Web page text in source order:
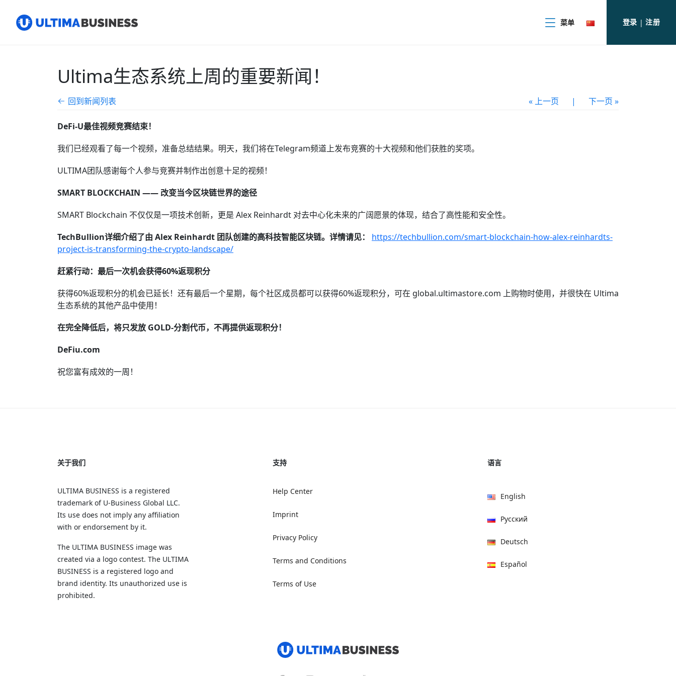
菜单 登录 |注册
Ultima生态系统上周的重要新闻！
回到新闻列表 « 上一页 | 下一页 »
DeFi-U最佳视频竞赛结束！
我们已经观看了每一个视频，准备总结结果。明天，我们将在Telegram频道上发布竞赛的十大视频和他们获胜的奖项。
ULTIMA团队感谢每个人参与竞赛并制作出创意十足的视频！
SMART BLOCKCHAIN —— 改变当今区块链世界的途径
SMART Blockchain 不仅仅是一项技术创新，更是 Alex Reinhardt 对去中心化未来的广阔愿景的体现，结合了高性能和安全性。
TechBullion详细介绍了由 Alex Reinhardt 团队创建的高科技智能区块链。详情请见： https://techbullion.com/smart-blockchain-how-alex-reinhardts-
project-is-transforming-the-crypto-landscape/
赶紧行动：最后一次机会获得60%返现积分
获得60%返现积分的机会已延长！还有最后一个星期，每个社区成员都可以获得60%返现积分，可在 global.ultimastore.com 上购物时使用，并很快在 Ultima
生态系统的其他产品中使用！
在完全降低后，将只发放 GOLD-分割代币，不再提供返现积分！
DeFiu.com
祝您富有成效的一周！
关于我们
ULTIMA BUSINESS is a registered
trademark of U‑Business Global LLC.
Its use does not imply any affiliation
with or endorsement by it.
The ULTIMA BUSINESS image was
created via a logo contest. The ULTIMA
BUSINESS is a registered logo and
brand identity. Its unauthorized use is
prohibited.
支持
Help Center
Imprint
Privacy Policy
Terms and Conditions
Terms of Use
语言
English
Русский
Deutsch
Español